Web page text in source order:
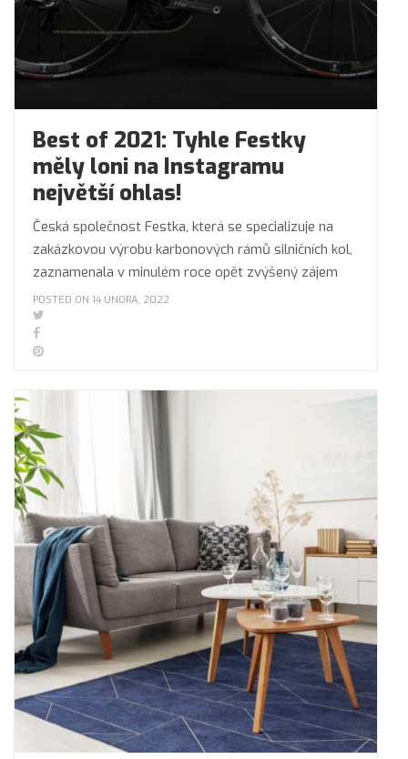
Best of 2021: Tyhle Festky
měly loni na Instagramu
největší ohlas!
Česká společnost Festka, která se specializuje na
zakázkovou výrobu karbonových rámů silničních kol,
zaznamenala v minulém roce opět zvýšený zájem
POSTED ON 14 ÚNORA, 2022